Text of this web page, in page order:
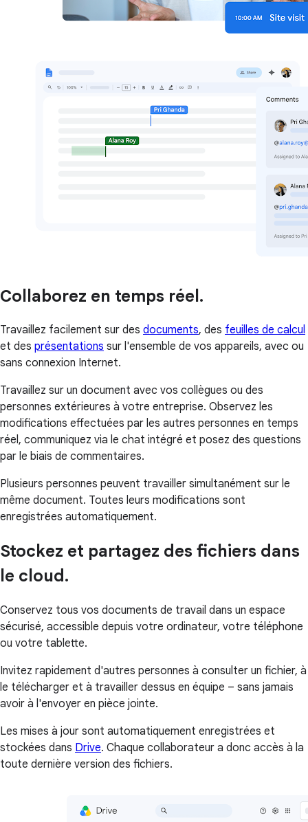
Collaborez en temps réel.
Travaillez facilement sur des documents, des feuilles de calcul
et des présentations sur l'ensemble de vos appareils, avec ou
sans connexion Internet.
Travaillez sur un document avec vos collègues ou des
personnes extérieures à votre entreprise. Observez les
modifications effectuées par les autres personnes en temps
réel, communiquez via le chat intégré et posez des questions
par le biais de commentaires.
Plusieurs personnes peuvent travailler simultanément sur le
même document. Toutes leurs modifications sont
enregistrées automatiquement.
Stockez et partagez des fichiers dans
le cloud.
Conservez tous vos documents de travail dans un espace
sécurisé, accessible depuis votre ordinateur, votre téléphone
ou votre tablette.
Invitez rapidement d'autres personnes à consulter un fichier, à
le télécharger et à travailler dessus en équipe – sans jamais
avoir à l'envoyer en pièce jointe.
Les mises à jour sont automatiquement enregistrées et
stockées dans Drive. Chaque collaborateur a donc accès à la
toute dernière version des fichiers.